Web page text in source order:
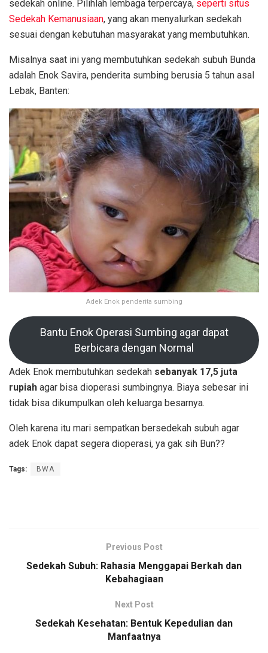
sedekah online. Pilihlah lembaga terpercaya, seperti situs
Sedekah Kemanusiaan, yang akan menyalurkan sedekah
sesuai dengan kebutuhan masyarakat yang membutuhkan.
Misalnya saat ini yang membutuhkan sedekah subuh Bunda
adalah Enok Savira, penderita sumbing berusia 5 tahun asal
Lebak, Banten:
Adek Enok penderita sumbing
Bantu Enok Operasi Sumbing agar dapat
Berbicara dengan Normal
Adek Enok membutuhkan sedekah sebanyak 17,5 juta
rupiah agar bisa dioperasi sumbingnya. Biaya sebesar ini
tidak bisa dikumpulkan oleh keluarga besarnya.
Oleh karena itu mari sempatkan bersedekah subuh agar
adek Enok dapat segera dioperasi, ya gak sih Bun??
Tags: BWA
Previous Post
Sedekah Subuh: Rahasia Menggapai Berkah dan
Kebahagiaan
Next Post
Sedekah Kesehatan: Bentuk Kepedulian dan
Manfaatnya